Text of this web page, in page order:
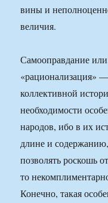
вины и
величия.
Самооправдание
«рационализация»
коллективной
необходимости
народов, ибо в их
длине и
позволять роскошь
то
Конечно, такая